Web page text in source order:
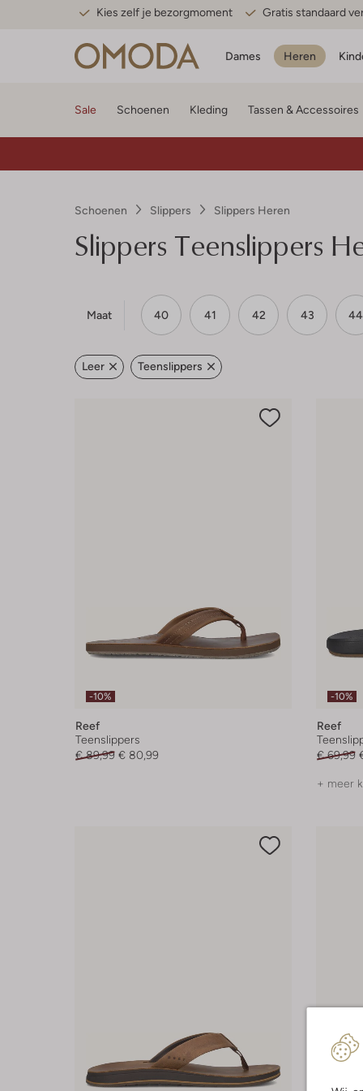
Kies zelf je bezorgmoment Gratis standaard
Dames Heren
Sale Schoenen Kleding Tassen & Accessoires
Schoenen Slippers Slippers Heren
Slippers Teenslippers
Maat 40 41 42 43 44
Leer Teenslippers
-10%
Reef
Teenslippers
€ 89,99 € 80,99
-10%
Reef
€ 69,99
+ meer